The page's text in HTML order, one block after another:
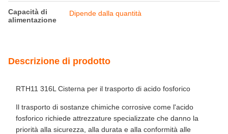
Capacità di
alimentazione
Dipende dalla quantità
Descrizione di prodotto
RTH11 316L Cisterna per il trasporto di acido fosforico
Il trasporto di sostanze chimiche corrosive come l'acido
fosforico richiede attrezzature specializzate che danno la
priorità alla sicurezza, alla durata e alla conformità alle